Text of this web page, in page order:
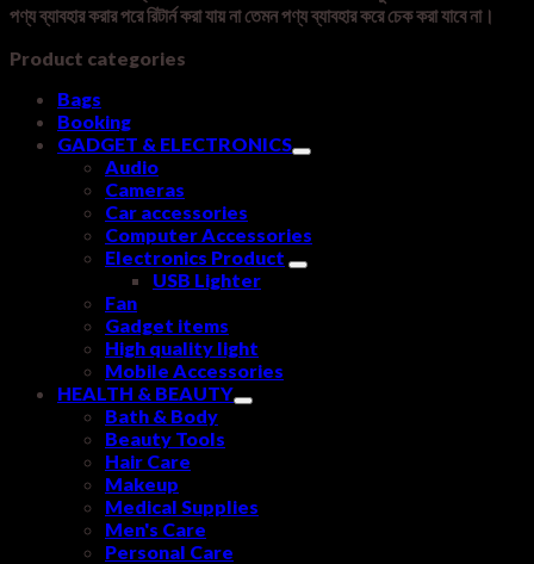
পণ্য ব্যাবহার করার পরে রিটার্ন করা যায় না তেমন পণ্য ব্যাবহার করে চেক করা যাবে না।
Product categories
Bags
Booking
GADGET & ELECTRONICS
Audio
Cameras
Car accessories
Computer Accessories
Electronics Product
USB Lighter
Fan
Gadget items
High quality light
Mobile Accessories
HEALTH & BEAUTY
Bath & Body
Beauty Tools
Hair Care
Makeup
Medical Supplies
Men's Care
Personal Care